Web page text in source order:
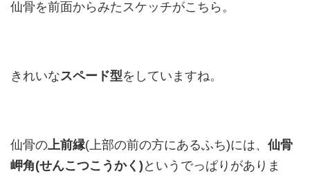
仙骨を前面からみたスケッチがこちら。
きれいなスペード型をしていますね。
仙骨の 上前縁(上部の前の方にあるふち)には、 仙骨
岬角(せんこつこうかく) というでっぱりがありま